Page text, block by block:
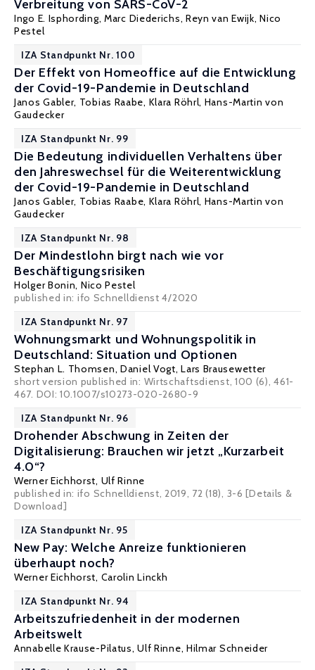
Verbreitung von SARS-CoV-2
Ingo E. Isphording,Marc Diederichs, Reyn van Ewijk,Nico
Pestel
IZA Standpunkt Nr. 100
Der Effekt von Homeoffice auf die Entwicklung
der Covid-19-Pandemie in Deutschland
Janos Gabler, Tobias Raabe, Klara Röhrl, Hans-Martin von
Gaudecker
IZA Standpunkt Nr. 99
Die Bedeutung individuellen Verhaltens über
den Jahreswechsel für die Weiterentwicklung
der Covid-19-Pandemie in Deutschland
Janos Gabler, Tobias Raabe, Klara Röhrl, Hans-Martin von
Gaudecker
IZA Standpunkt Nr. 98
Der Mindestlohn birgt nach wie vor
Beschäftigungsrisiken
Holger Bonin, Nico Pestel
published in: ifo Schnelldienst 4/2020
IZA Standpunkt Nr. 97
Wohnungsmarkt und Wohnungspolitik in
Deutschland: Situation und Optionen
Stephan L. Thomsen,Daniel Vogt, Lars Brausewetter
short version published in: Wirtschaftsdienst, 100 (6), 461-
467. DOI: 10.1007/s10273-020-2680-9
IZA Standpunkt Nr. 96
Drohender Abschwung in Zeiten der
Digitalisierung: Brauchen wir jetzt „Kurzarbeit
4.0“?
Werner Eichhorst, Ulf Rinne
published in: ifo Schnelldienst, 2019, 72 (18), 3-6[Details &
Download]
IZA Standpunkt Nr. 95
New Pay: Welche Anreize funktionieren
überhaupt noch?
Werner Eichhorst, Carolin Linckh
IZA Standpunkt Nr. 94
Arbeitszufriedenheit in der modernen
Arbeitswelt
Annabelle Krause-Pilatus,Ulf Rinne, Hilmar Schneider